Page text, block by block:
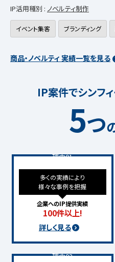
IP活用種別 : ノベルティ制作
イベント集客 ブランディング
商品・ノベルティ 実績一覧を見る
IP案件でシンフ
5つ
理由01
多くの実績により
様々な事例を把握
企業へのIP提供実績
100件以上!
詳しく見る
理由03